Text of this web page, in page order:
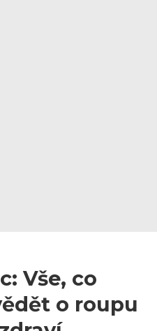
Vše, co
o roupu